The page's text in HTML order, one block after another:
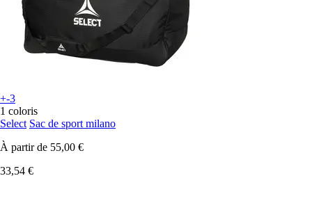
+-3
1 coloris
Select Sac de sport milano
À partir de 55,00 €
33,54 €